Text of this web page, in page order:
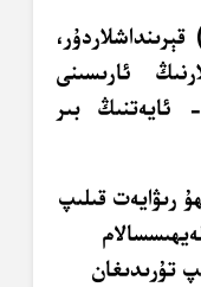
ئارىسىنى
تۈزەڭلار»-(سۈرە ھۇجۇرات، 10- ئايەتنىڭ بىر
رىۋايەت قىلىپ
تۇرىدىغان